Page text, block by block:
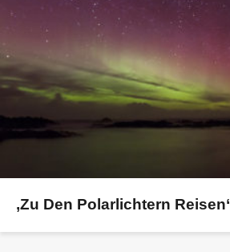
‚Zu Den Polarlichtern Reisen‘